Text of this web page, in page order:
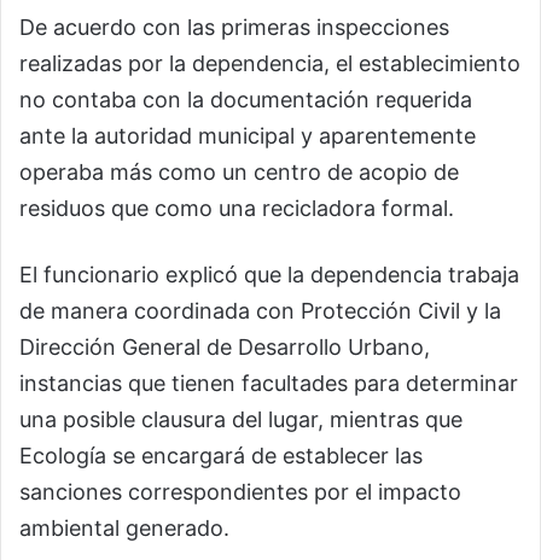
De acuerdo con las primeras inspecciones
realizadas por la dependencia, el establecimiento
no contaba con la documentación requerida
ante la autoridad municipal y aparentemente
operaba más como un centro de acopio de
residuos que como una recicladora formal.
El funcionario explicó que la dependencia trabaja
de manera coordinada con Protección Civil y la
Dirección General de Desarrollo Urbano,
instancias que tienen facultades para determinar
una posible clausura del lugar, mientras que
Ecología se encargará de establecer las
sanciones correspondientes por el impacto
ambiental generado.